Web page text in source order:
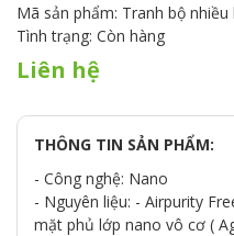
Mã sản phẩm: Tranh bộ nhiều
Tình trạng: Còn hàng
Liên hệ
THÔNG TIN SẢN PHẨM:
- Công nghệ: Nano
- Nguyên liệu: - Airpurity
mặt phủ lớp nano vô cơ (